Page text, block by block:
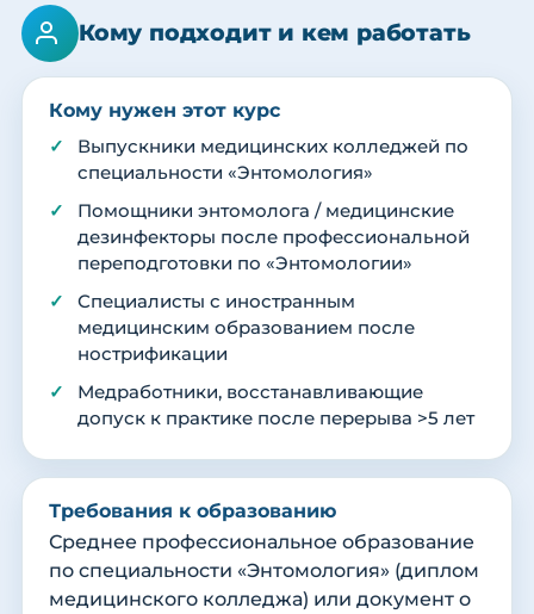
Кому подходит и кем работать
Кому нужен этот курс
Выпускники медицинских колледжей по
специальности «Энтомология»
Помощники энтомолога / медицинские
дезинфекторы после профессиональной
переподготовки по «Энтомологии»
Специалисты с иностранным
медицинским образованием после
нострификации
Медработники, восстанавливающие
допуск к практике после перерыва >5 лет
Требования к образованию
Среднее профессиональное образование
по специальности «Энтомология» (диплом
медицинского колледжа) или документ о